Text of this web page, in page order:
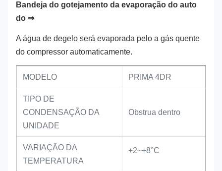
Bandeja do gotejamento da evaporação do auto
do ⇒
A água de degelo será evaporada pelo a gás quente
do compressor automaticamente.
MODELO PRIMA 4DR
TIPO DE
CONDENSAÇÃO DA
UNIDADE
Obstrua dentro
VARIAÇÃO DA
TEMPERATURA
+2~+8°C